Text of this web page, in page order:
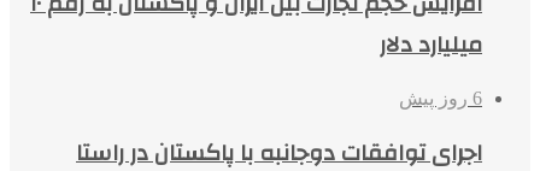
میلیارد دلار
6 روز پیش
اجرای توافقات دوجانبه با پاکستان در راستا